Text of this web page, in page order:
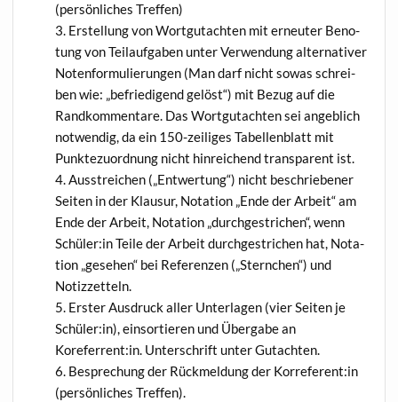
(per­sön­li­ches Treffen)
Erstel­lung von Wort­gut­ach­ten mit erneu­ter Beno­
tung von Teil­auf­ga­ben unter Ver­wen­dung alter­na­ti­ver
Noten­for­mu­lie­run­gen (Man darf nicht sowas schrei­
ben wie: „befrie­di­gend gelöst“) mit Bezug auf die
Rand­kom­men­ta­re. Das Wort­gut­ach­ten sei angeb­lich
not­wen­dig, da ein 150-zei­li­ges Tabel­len­blatt mit
Punk­te­zu­ord­nung nicht hin­rei­chend trans­pa­rent ist.
Aus­strei­chen („Ent­wer­tung“) nicht beschrie­be­ner
Sei­ten in der Klau­sur, Nota­ti­on „Ende der Arbeit“ am
Ende der Arbeit, Nota­ti­on „durch­ge­stri­chen“, wenn
Schüler:in Tei­le der Arbeit durch­ge­stri­chen hat, Nota­
ti­on „gese­hen“ bei Refe­ren­zen („Stern­chen“) und
Notizzetteln.
Ers­ter Aus­druck aller Unter­la­gen (vier Sei­ten je
Schüler:in), ein­sor­tie­ren und Über­ga­be an
Koreferrent:in. Unter­schrift unter Gutachten.
Bespre­chung der Rück­mel­dung der Korreferent:in
(per­sön­li­ches Treffen).